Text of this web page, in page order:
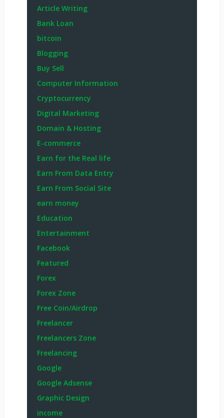
Article Writing
Bank Loan
bitcoin
Blogging
Buy Sell
Computer Information
Cryptocurrency
Digital Marketing
Domain & Hosting
E-commerce
Earn for the Real life
Earn From Data Entry
Earn From Social Site
earn money
Education
Entertainment
Facebook
Featured
Forex
Forex Zone
Free Coin/Airdrop
Freelancer
Freelancers Zone
Freelancing
Google
Google Adsense
Graphic Design
income